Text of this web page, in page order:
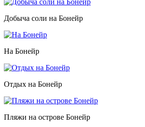
Добыча соли на Бонейр
На Бонейр
Отдых на Бонейр
Пляжи на острове Бонейр